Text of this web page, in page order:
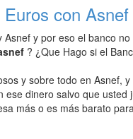
con Asnef
y por eso el banco
? ¿Que Hago si el
y sobre todo en Asnef,
dinero salvo que usted
más o es más barato